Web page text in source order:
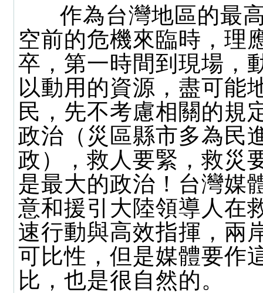
作為台灣地區的最
空前的危機來臨時，理
卒，第一時間到現場，
以動用的資源，盡可能
民，先不考慮相關的規
政治（災區縣市多為民
政），救人要緊，救災
是最大的政治！台灣媒
意和援引大陸領導人在
速行動與高效指揮，兩
可比性，但是媒體要作
比，也是很自然的。